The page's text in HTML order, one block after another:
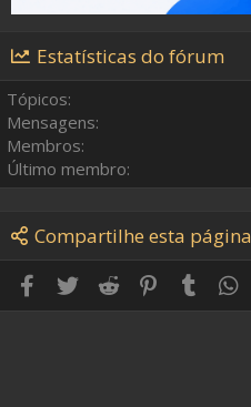
Estatísticas do fórum
Tópicos
Mensagens
Membros
Último membro
Compartilhe esta página
Facebook
Twitter Reddit Pinterest
Tumblr